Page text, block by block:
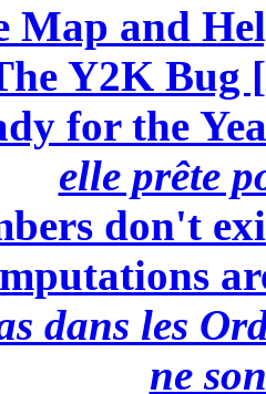
Map and
Y2K Bug [
for the
elle prête
don't
dans les
ne